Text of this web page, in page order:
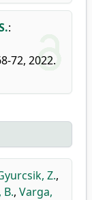
:
72, 2022.
Z.,
B., Varga,